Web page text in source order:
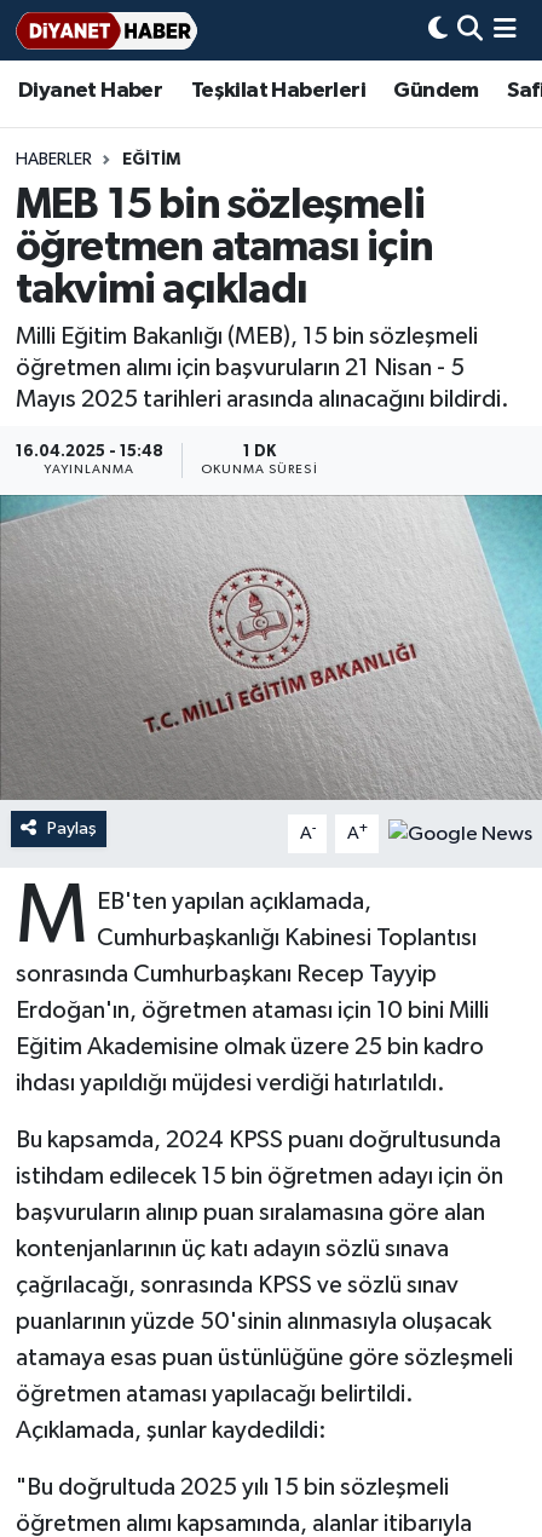
Diyanet Haber Teşkilat Haberleri Gündem
HABERLER EĞİTİM
MEB 15 bin sözleşmeli
öğretmen ataması için
takvimi açıkladı
Milli Eğitim Bakanlığı (MEB), 15 bin sözleşmeli
öğretmen alımı için başvuruların 21 Nisan - 5
Mayıs 2025 tarihleri arasında alınacağını bildirdi.
16.04.2025 - 15:48
YAYINLANMA
1 DK
OKUNMA SÜRESI
Paylaş A- A+
M
EB'ten yapılan açıklamada,
Cumhurbaşkanlığı Kabinesi Toplantısı
sonrasında Cumhurbaşkanı Recep Tayyip
Erdoğan'ın, öğretmen ataması için 10 bini Milli
Eğitim Akademisine olmak üzere 25 bin kadro
ihdası yapıldığı müjdesi verdiği hatırlatıldı.
Bu kapsamda, 2024 KPSS puanı doğrultusunda
istihdam edilecek 15 bin öğretmen adayı için ön
başvuruların alınıp puan sıralamasına göre alan
kontenjanlarının üç katı adayın sözlü sınava
çağrılacağı, sonrasında KPSS ve sözlü sınav
puanlarının yüzde 50'sinin alınmasıyla oluşacak
atamaya esas puan üstünlüğüne göre sözleşmeli
öğretmen ataması yapılacağı belirtildi.
Açıklamada, şunlar kaydedildi:
"Bu doğrultuda 2025 yılı 15 bin sözleşmeli
öğretmen alımı kapsamında, alanlar itibarıyla
Diyanet Haber
Teşkilat Haberleri
Adana Müftülüğü
Adıyaman Müftülüğü
Afyonkarahisar Müftülüğü
Ağrı Müftülüğü
Aksaray Müftülüğü
Amasya Müftülüğü
Ankara Müftülüğü
Antalya Müftülüğü
Ardahan Müftülüğü
Artvin Müftülüğü
Aydın Müftülüğü
Balıkesir Müftülüğü
Bartın Müftülüğü
Batman Müftülüğü
Bayburt Müftülüğü
Bilecik Müftülüğü
Bingöl Müftülüğü
Bitlis Müftülüğü
Bolu Müftülüğü
Burdur Müftülüğü
Bursa Müftülüğü
Çanakkale Müftülüğü
Çankırı Müftülüğü
Çorum Müftülüğü
Gündem
#Keşfet
Bir Ayet
Bir Hikaye
Biyografiler
Dini kavramlar
Diyanet Bilgi
Diyanet Takvimi
Dualar
Hadislerle İslam
Kudüs
Kurban
Mukabele
Peygamberimizin Hayatı
Ramazan
Sahabeler
Basında Bugün
DİYANET eKİTAP
Diyanet Dergi
Aile Dergisi
Aylık Dergi
TDV
Hutbeler
DİYANET AKADEMİ
DİYANET GENÇLİK
DİYANET RADYO/TV
DEPREM
Dünya
İmam Hatip Okulları
Kültür-Sanat
Aile
Sağlık
Makaleler
Başmakale
Ekonomi
Duyurular
Podcast
Hadis-i Şerifler
Hayat Okumaları
Biyografiler
Nöbetçi Eczaneler
Hava Durumu
Ankara Namaz Vakitleri
Trafik Durumu
Süper Lig Puan Durumu ve Fikstür
Tüm Manşetler
Son Dakika Haberleri
Haber Arşivi